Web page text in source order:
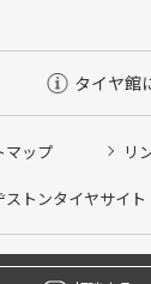
タイヤ館
マップ リ
ストンタイヤサイト
履き替え/オイル
履き替え※タイヤ
ち予約 ※クローク